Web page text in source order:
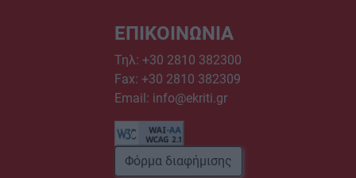
ΕΠΙΚΟΙΝΩΝΙΑ
Τηλ: +30 2810 382300
Fax: +30 2810 382309
Email: info@ekriti.gr
Φόρμα διαφήμισης